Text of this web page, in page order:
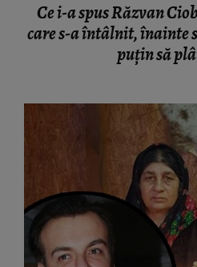
Ce i-a spus Răzvan
care s-a întâlnit, înainte
puțin să